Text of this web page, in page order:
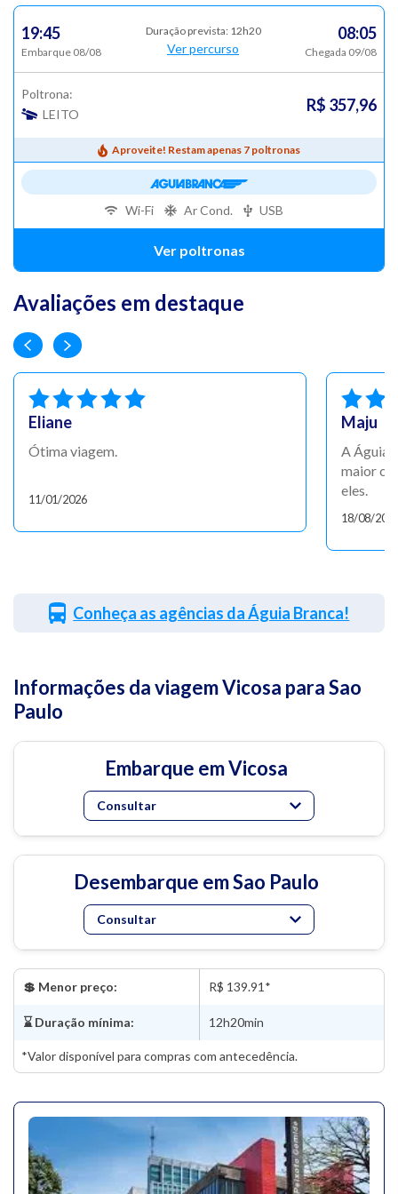
19:45
Embarque 08/08
Duração prevista: 12h20
Ver percurso
08:05
Chegada 09/08
Poltrona:
LEITO
R$ 357,96
Aproveite! Restam apenas 7 poltronas
Ver poltronas
Wi-Fi Ar Cond. USB
Avaliações em destaque
Eliane
Ótima viagem.
11/01/2026
Maju
A Águia
maior
eles.
18/08/
Conheça as agências da Águia Branca!
Informações da viagem Vicosa para Sao
Paulo
Embarque em Vicosa
Consultar
Desembarque em Sao Paulo
Consultar
💲 Menor preço: R$ 139.91*
⌛ Duração mínima: 12h20min
*Valor disponível para compras com antecedência.